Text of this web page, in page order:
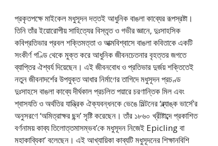
প্রকৃতপক্ষে মাইকেল মধুসূদন দত্তই আধুনিক বাঙলা কাব্যের রূপস্রষ্টা।
তিনি তাঁর ইয়ােরােপীয় সাহিত্যের বিস্তৃত ও গভীর জ্ঞানে, দুঃসাহসিক
কবিপ্রতিভার প্রবল শক্তিমত্তা ও আত্মবিশ্বাসে বাঙলা কবিতাকে একটি
সংকীর্ণ গণ্ডি থেকে মুক্ত করে আধুনিক জীবনচেতনার বৃহত্তর জগতে
ব্যাপ্তির ঐশ্বর্য দিয়েছেন। এই জীবনবােধ ও প্রতিভার দুর্জয় শক্তিতেই
নতুন জীবনাদর্শের উপযুক্ত আধার নির্মাণের তাগিদে মধুসূদন প্রচণ্ড
দুঃসাহসে বাঙলা কাব্যে দীর্ঘকাল প্রচলিত পয়ারে চরণান্তিক মিল এবং
শ্বাসযতি ও অর্থতির যান্ত্রিক ঐক্যবন্ধনকে ভেঙে মিল্টনের ‘ব্ল্যাঙ্ক ভার্সে’র
অনুসরণে ‘অমিত্রাক্ষর ছন্দ’ সৃষ্টি করেছেন। তাঁর ১৮৬০ খ্রীষ্টাব্দে প্রকাশিত
বর্ণনাময় কাব্য তিলােত্তমাসম্ভব’কে মধুসূদন নিজেই Epicling বা
মহাকাব্যিকা’ বলেছেন। এই আখ্যায়িকা কাব্যটি মধুসূদনের শিক্ষানবিশি